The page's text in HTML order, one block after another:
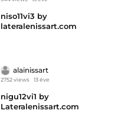
niso11vi3 by
lateralenissart.com
alainissart
2752 views 13 éve
nigu12vi1 by
Lateralenissart.com